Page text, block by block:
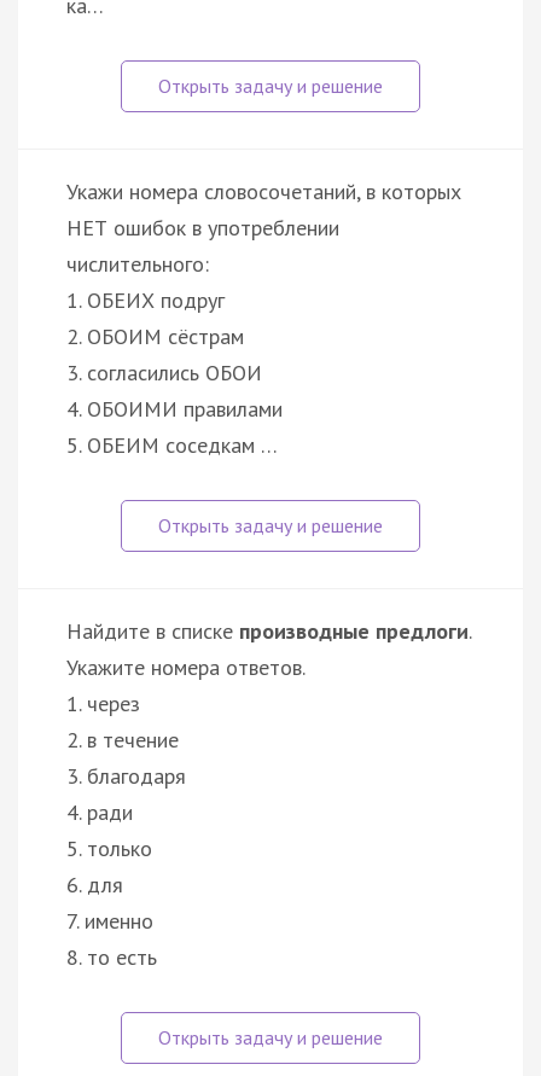
Укажи номера словосочетаний, в которых
НЕТ ошибок в употреблении
числительного:
1. ОБЕИХ подруг
2. ОБОИМ сёстрам
3. согласились ОБОИ
4. ОБОИМИ правилами
5. ОБЕИМ соседкам …
Найдите в списке производные предлоги.
Укажите номера ответов.
1. через
2. в течение
3. благодаря
4. ради
5. только
6. для
7. именно
8. то есть